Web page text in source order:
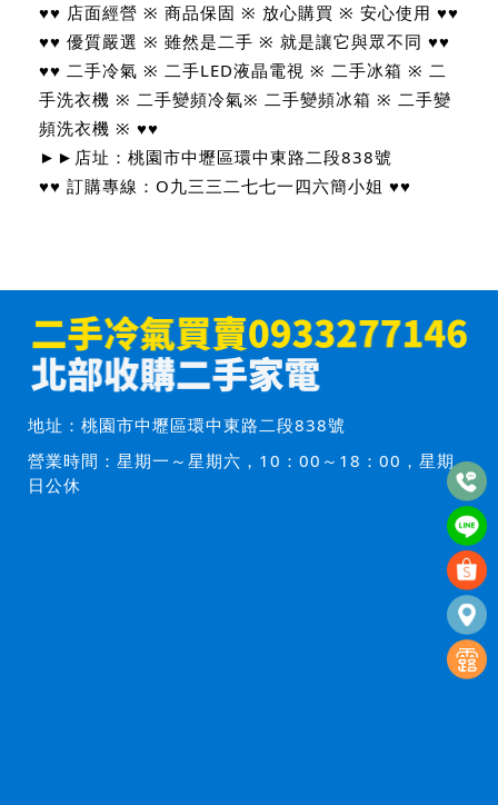
♥♥ 店面經營 ※ 商品保固 ※ 放心購買 ※ 安心使用 ♥♥
♥♥ 優質嚴選 ※ 雖然是二手 ※ 就是讓它與眾不同 ♥♥
♥♥ 二手冷氣 ※ 二手LED液晶電視 ※ 二手冰箱 ※ 二
手洗衣機 ※ 二手變頻冷氣※ 二手變頻冰箱 ※ 二手變
頻洗衣機 ※ ♥♥
►►店址：桃園市中壢區環中東路二段838號
♥♥ 訂購專線：O九三三二七七一四六簡小姐 ♥♥
地址： 桃園市中壢區環中東路二段838號
營業時間：星期一～星期六，10：00～18：00，星期
日公休